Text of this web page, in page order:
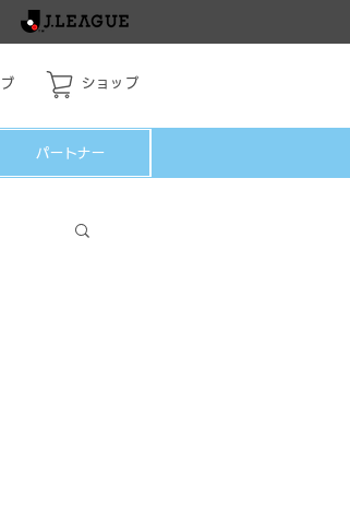
ショップ
パートナー